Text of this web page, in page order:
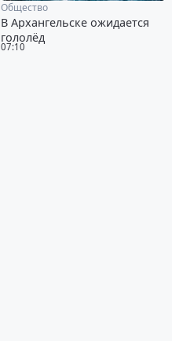
07:10
Общество
В Архангельске ожидается
гололёд